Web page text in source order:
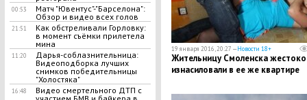
00:53
Матч "Ювентус"-"Барселона":
Обзор и видео всех голов
21:51
Как обстреливали Горловку:
в момент съёмки прилетела
мина
11:20
Дарья-соблазнительница:
Видеоподборка лучших
снимков победительницы
"Холостяка"
16:48
Видео смертельного ДТП с
19 января 2016, 20:27 —Новости 18+
Жительницу Смоленска жестоко
изнасиловали в ее же квартире